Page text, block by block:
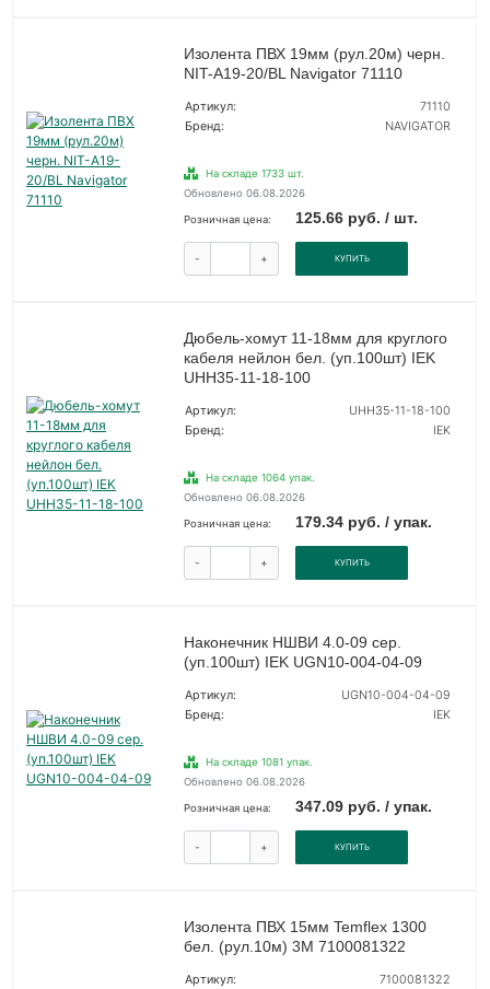
Изолента ПВХ 19мм (рул.20м) черн.
NIT-A19-20/BL Navigator 71110
Артикул:
71110
Бренд:
NAVIGATOR
На складе 1733 шт.
Обновлено 06.08.2026
Розничная цена: 125.66 руб. / шт.
- + КУПИТЬ
Дюбель-хомут 11-18мм для круглого
кабеля нейлон бел. (уп.100шт) IEK
UHH35-11-18-100
Артикул:
UHH35-11-18-100
Бренд:
IEK
На складе 1064 упак.
Обновлено 06.08.2026
Розничная цена: 179.34 руб. / упак.
- + КУПИТЬ
Наконечник НШВИ 4.0-09 сер.
(уп.100шт) IEK UGN10-004-04-09
Артикул:
UGN10-004-04-09
Бренд:
IEK
На складе 1081 упак.
Обновлено 06.08.2026
Розничная цена: 347.09 руб. / упак.
- + КУПИТЬ
Изолента ПВХ 15мм Temflex 1300
бел. (рул.10м) 3М 7100081322
Артикул:
7100081322